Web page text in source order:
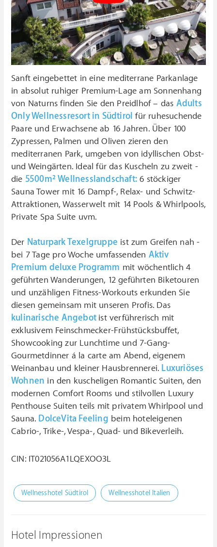
Sanft eingebettet in eine mediterrane Parkanlage
in absolut ruhiger Premium-Lage am Sonnenhang
von Naturns finden Sie den Preidlhof – das Adults
Only Wellnessresort in Südtirol für ruhesuchende
Paare und Erwachsene ab 16 Jahren. Über 100
Zypressen, Palmen und Oliven zieren den
mediterranen Park, umgeben von idyllischen Obst-
und Weingärten. Ideal für das Kuscheln zu zweit -
die 5500m² Wellnesslandschaft: 6 stöckiger
Sauna Tower mit 16 Dampf-, Relax- und Schwitz-
Attraktionen, Wasserwelt mit 14 Pools & Whirlpools,
Private Spa Suite uvm.
Der Naturpark Texelgruppe ist zum Greifen nah -
bei 7 Tage pro Woche umfassenden Aktiv
Premium deluxe Programm mit wöchentlich 4
geführten Wanderungen, 12 geführten Biketouren
und unzähligen Fitness-Workouts erkunden Sie
diesen gemeinsam mit unseren Profis. Das
kulinarische Angebot ist verführerisch mit
exklusivem Feinschmecker-Frühstücksbuffet,
Showcooking zur Lunchtime und 7-Gang-
Gourmetdinner á la carte am Abend, eigenem
Weinanbau und kleiner Hausbrennerei. Luxuriöses
Wohnen in den kuscheligen Romantic Suiten, den
modernen Comfort Rooms und stilvollen Luxury
Penthouse Suiten teils mit privatem Whirlpool und
Sauna. DolceVita Feeling beim hoteleigenen
Cabrio-, Trike-, Vespa-, Quad- und Bikeverleih.
CIN: IT021056A1LQEXOO3L
Wellnesshotel Südtirol Wellnesshotel Italien
Hotel Impressionen